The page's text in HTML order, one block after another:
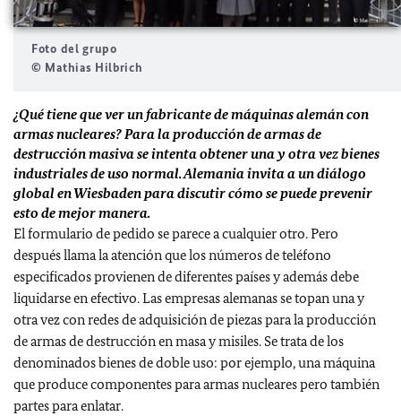
Foto del grupo
© Mathias Hilbrich
¿Qué tiene que ver un fabricante de máquinas alemán con
armas nucleares? Para la producción de armas de
destrucción masiva se intenta obtener una y otra vez bienes
industriales de uso normal. Alemania invita a un diálogo
global en Wiesbaden para discutir cómo se puede prevenir
esto de mejor manera.
El formulario de pedido se parece a cualquier otro. Pero
después llama la atención que los números de teléfono
especificados provienen de diferentes países y además debe
liquidarse en efectivo. Las empresas alemanas se topan una y
otra vez con redes de adquisición de piezas para la producción
de armas de destrucción en masa y misiles. Se trata de los
denominados bienes de doble uso: por ejemplo, una máquina
que produce componentes para armas nucleares pero también
partes para enlatar.